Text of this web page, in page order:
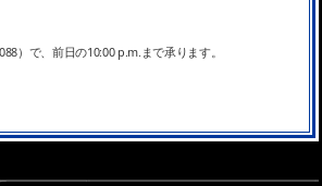
）で、前日の10:00 p.m.まで承ります。